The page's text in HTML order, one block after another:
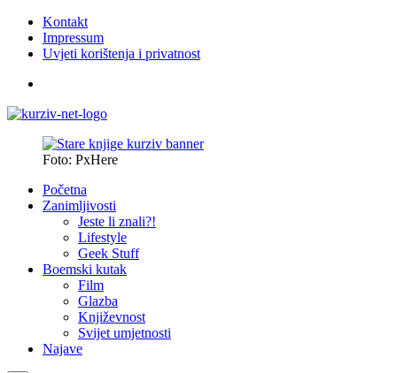
Kontakt
Impressum
Uvjeti korištenja i privatnost
Foto: PxHere
Početna
Zanimljivosti
Jeste li znali?!
Lifestyle
Geek Stuff
Boemski kutak
Film
Glazba
Književnost
Svijet umjetnosti
Najave